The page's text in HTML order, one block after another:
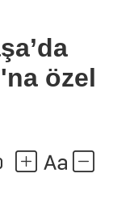
özel